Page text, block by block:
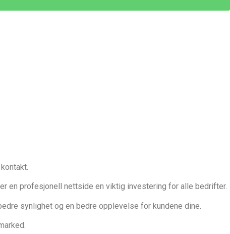
en profesjonell nettside en viktig investering for alle bedrifter.
synlighet og en bedre opplevelse for kundene dine.